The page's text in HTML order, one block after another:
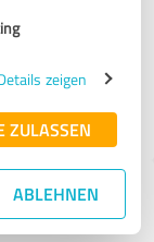
zeigen
ZULASSEN
ABLEHNEN
- mit